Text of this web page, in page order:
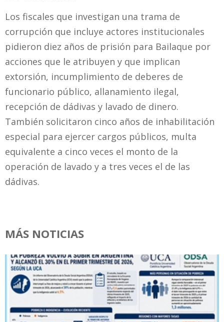
Los fiscales que investigan una trama de
corrupción que incluye actores institucionales
pidieron diez años de prisión para Bailaque por
acciones que le atribuyen y que implican
extorsión, incumplimiento de deberes de
funcionario público, allanamiento ilegal,
recepción de dádivas y lavado de dinero.
También solicitaron cinco años de inhabilitación
especial para ejercer cargos públicos, multa
equivalente a cinco veces el monto de la
operación de lavado y a tres veces el de las
dádivas.
MÁS NOTICIAS